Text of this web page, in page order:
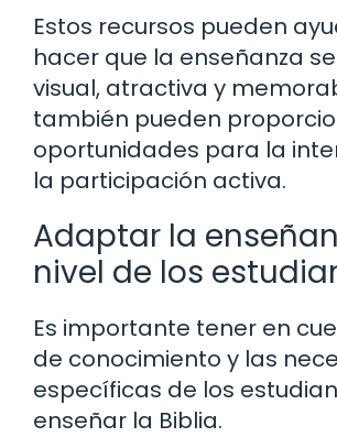
Estos recursos pueden
hacer que la enseñanza
visual, atractiva y
también pueden
oportunidades para la
la participación activa.
Adaptar la
nivel de los
Es importante tener en
de conocimiento y las
específicas de los
enseñar la Biblia.